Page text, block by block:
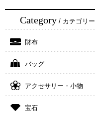
Category/ カテゴリー
財布
バッグ
アクセサリー・小物
宝石